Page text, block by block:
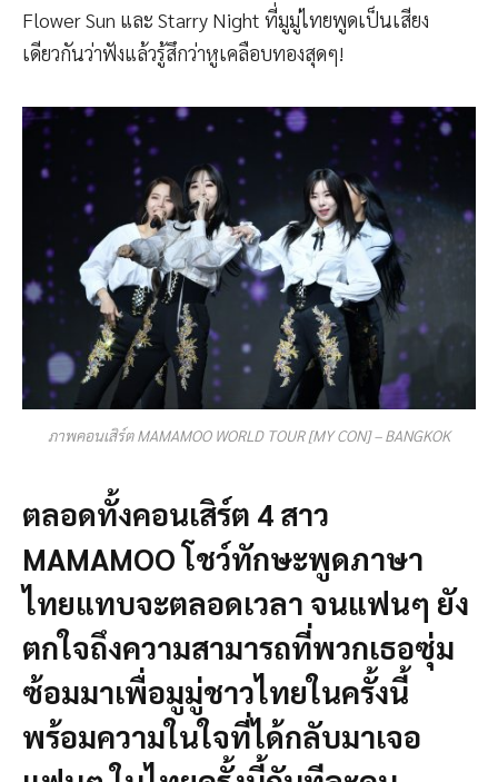
Flower Sun และ Starry Night ที่มูมู่ไทยพูดเป็นเสียง
เดียวกันว่าฟังแล้วรู้สึกว่าหูเคลือบทองสุดๆ!
ภาพคอนเสิร์ต MAMAMOO WORLD TOUR [MY CON] – BANGKOK
ตลอดทั้งคอนเสิร์ต 4 สาว
MAMAMOO โชว์ทักษะพูดภาษา
ไทยแทบจะตลอดเวลา จนแฟนๆ ยัง
ตกใจถึงความสามารถที่พวกเธอซุ่ม
ซ้อมมาเพื่อมูมู่ชาวไทยในครั้งนี้
พร้อมความในใจที่ได้กลับมาเจอ